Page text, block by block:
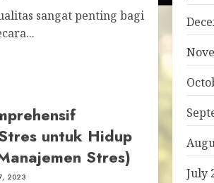
sangat penting bagi
untuk Hidup
Stres)
2023
July